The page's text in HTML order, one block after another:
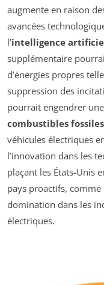
augmente en raison
avancées
l’intelligence
supplémentaire
d’énergies propres
suppression des
pourrait engendrer
combustibles fossiles
véhicules électriques
l’innovation dans les
plaçant les États-Unis
pays proactifs,
domination dans les
électriques.